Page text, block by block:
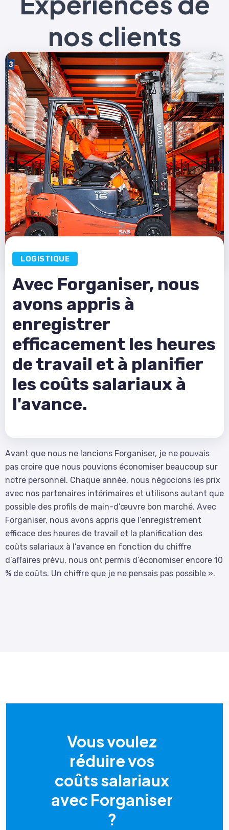
nos clients
LOGISTIQUE
Avec Forganiser, nous
avons appris à
enregistrer
efficacement les heures
de travail et à planifier
les coûts salariaux à
l'avance.
Avant que nous ne lancions Forganiser, je ne pouvais
pas croire que nous pouvions économiser beaucoup sur
notre personnel. Chaque année, nous négocions les prix
avec nos partenaires intérimaires et utilisons autant que
possible des profils de main-d’œuvre bon marché. Avec
Forganiser, nous avons appris que l’enregistrement
efficace des heures de travail et la planification des
coûts salariaux à l’avance en fonction du chiffre
d’affaires prévu, nous ont permis d’économiser encore 10
% de coûts. Un chiffre que je ne pensais pas possible ».
Vous voulez
réduire vos
coûts salariaux
avec Forganiser
?